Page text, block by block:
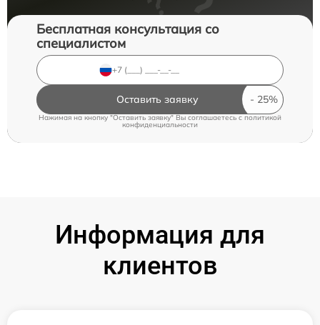
Бесплатная консультация со
специалистом
Оставить заявку
Нажимая на кнопку "Оставить заявку" Вы соглашаетесь cполитикой
конфиденциальности
Информация для
клиентов